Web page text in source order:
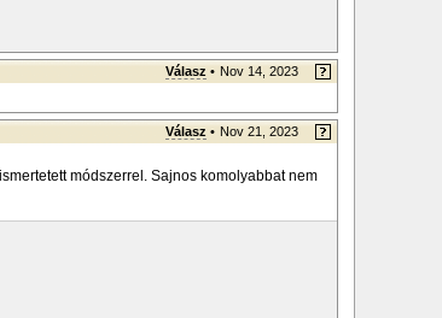
Válasz • Nov 14, 2023
Válasz • Nov 21, 2023
módszerrel. Sajnos komolyabbat nem